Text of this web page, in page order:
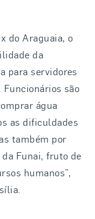
do Araguaia, o
da
para servidores
são
água
as dificuldades
também por
Funai, fruto de
humanos”,